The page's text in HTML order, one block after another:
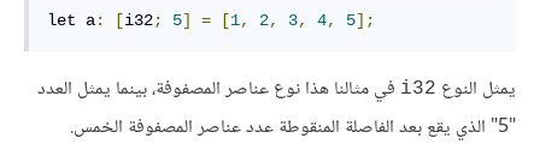
let a: [i32; 5] = [1, 2, 3, 4, 5];
يمثل النوع i32 في مثالنا هذا نوع عناصر المصفوفة، بينما يمثل العدد
"5" الذي يقع بعد الفاصلة المنقوطة عدد عناصر المصفوفة الخمس.